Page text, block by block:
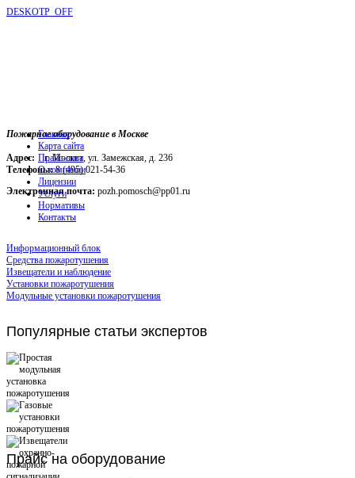
DESKOTP_OFF
Пожарное оборудование в Москве
Адрес: г. Москва, ул. Замежская, д. 236
Телефоны:8 (495) 021-54-36
Электронная почта: pozh.pomosch@pp01.ru
Главная
Карта сайта
Прайс-лист
О компании
Лицензии
Услуги
Нормативы
Контакты
Информационный блок
Средства пожаротушения
Извещатели и наблюдение
Установки пожаротушения
Модульные установки пожаротушения
Популярные статьи экспертов
Прайсна оборудование